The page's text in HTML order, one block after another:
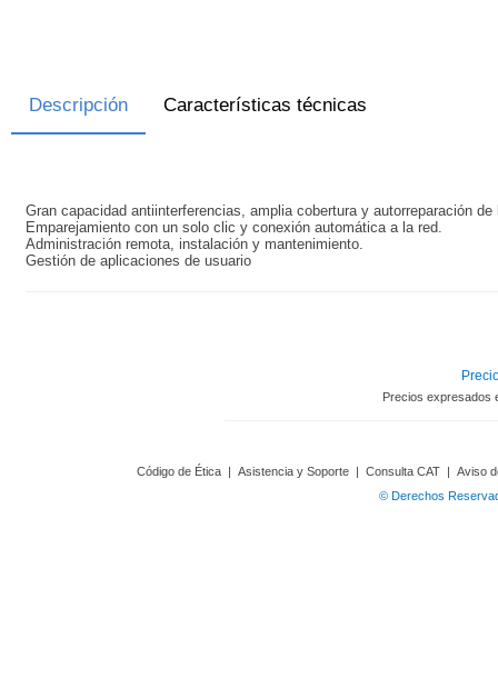
Descripción Características técnicas
Gran capacidad antiinterferencias, amplia cobertura y autorreparación de
Emparejamiento con un solo clic y conexión automática a la red.
Administración remota, instalación y mantenimiento.
Gestión de aplicaciones de usuario
Precios expresados
Código de Ética | Asistencia y Soporte | Consulta CAT | Aviso
© Derechos